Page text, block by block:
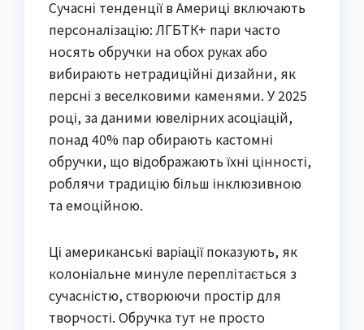
Сучасні тенденції в Америці включають
персоналізацію: ЛГБТК+ пари часто
носять обручки на обох руках або
вибирають нетрадиційні дизайни, як
персні з веселковими каменями. У 2025
році, за даними ювелірних асоціацій,
понад 40% пар обирають кастомні
обручки, що відображають їхні цінності,
роблячи традицію більш інклюзивною
та емоційною.
Ці американські варіації показують, як
колоніальне минуле переплітається з
сучасністю, створюючи простір для
творчості. Обручка тут не просто